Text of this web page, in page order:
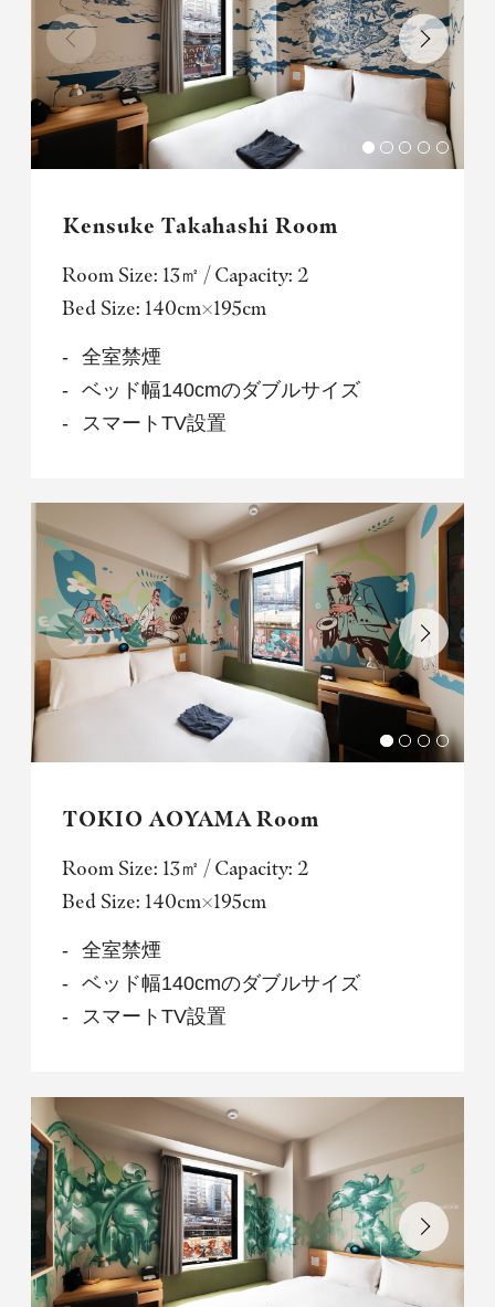
Kensuke Takahashi Room
Room Size: 13㎡ / Capacity: 2
Bed Size: 140cm×195cm
全室禁煙
ベッド幅140cmのダブルサイズ
スマートTV設置
TOKIO AOYAMA Room
Room Size: 13㎡ / Capacity: 2
Bed Size: 140cm×195cm
全室禁煙
ベッド幅140cmのダブルサイズ
スマートTV設置